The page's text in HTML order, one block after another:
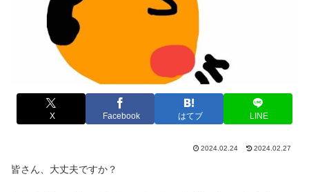
X Facebook はてブ LINE
2024.02.24 2024.02.27
皆さん、大丈夫ですか？